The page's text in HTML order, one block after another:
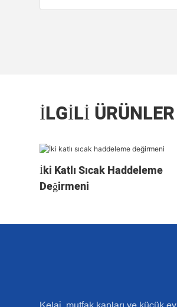
İLGILI ÜRÜNLER
İki Katlı Sıcak Haddeleme
Değirmeni
Kelai, mutfak kapları ve küçük ev